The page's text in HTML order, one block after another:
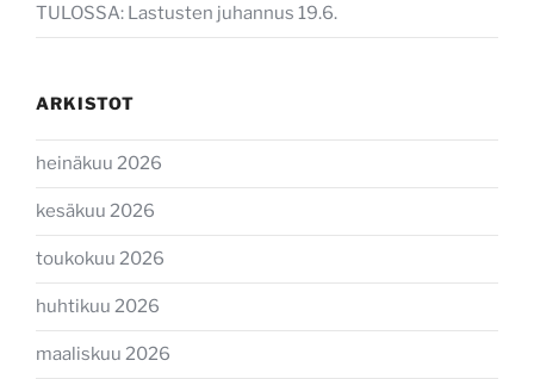
TULOSSA: Lastusten juhannus 19.6.
ARKISTOT
heinäkuu 2026
kesäkuu 2026
toukokuu 2026
huhtikuu 2026
maaliskuu 2026